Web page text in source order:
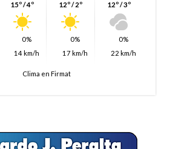
15º / 4º
0%
14 km/h
12º / 2º
0%
17 km/h
12º / 3º
0%
22 km/h
Clima en Firmat